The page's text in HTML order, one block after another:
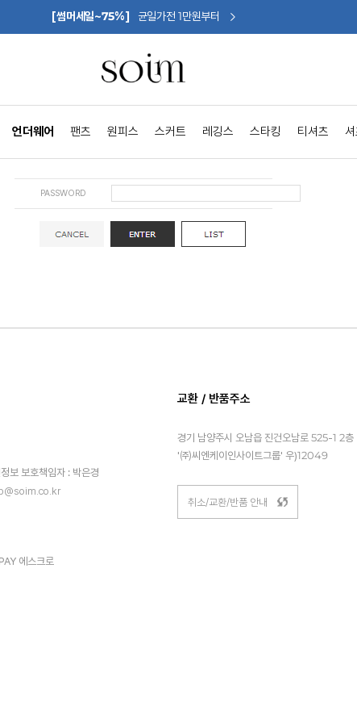
[썸머세일~75%] 균일가전 1만원부터
언더웨어 팬츠 원피스 스커트 레깅스 스타킹 티셔츠
PASSWORD
보 보호책임자 : 박은경
에스크로
교환 / 반품주소
경기 남양주시 오남읍 진건오남로 525-1 2층
'㈜씨엔케이인사이트그룹' 우)12049
취소/교환/반품 안내